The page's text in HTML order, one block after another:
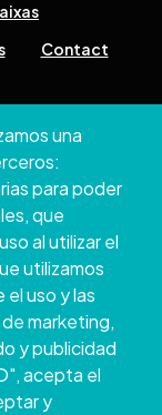
una
para poder
que
al utilizar el
utilizamos
uso y las
marketing,
y publicidad
acepta el
y
Contact
124